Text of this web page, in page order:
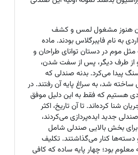
هنوز مشغول لمس و کشف
به نام فایبرگلاس بودند. ماده
موم در دستان توانای طراحان و
از طرف دیگر، پس از سفت شدن،
پیدا می‌کرد. بدنه صندلی که
ساخته شد، به سراغ پایه آن رفتند. در
هستیم که فقط به این دلیل موفق
شنا کرده‌اند. تا آن تاریخ، اکثر
جدید ایده‌پردازی می‌کردند،
بخش بالایی صندلی شامل
دسته‌ها کنار می‌گذاشتند. تکلیف
بود؛ چهار پایه ساده که کافی